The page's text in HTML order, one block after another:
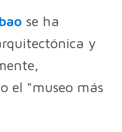
se ha
y
el "museo más